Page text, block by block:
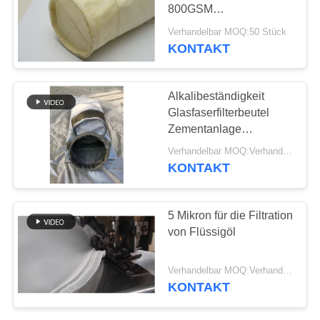
SITEMAP
DATENSCHUTZRICHTLINIE
800GSM
Hochtemperaturbeständigkeit
Verhandelbar MOQ:50 Stück
KONTAKT
Alkalibeständigkeit
Glasfaserfilterbeutel
Zementanlage
Verwendung hoher
Temperatur
Verhandelbar MOQ:Verhandeln
KONTAKT
5 Mikron für die Filtration
von Flüssigöl
Verhandelbar MOQ:Verhandelbar
KONTAKT